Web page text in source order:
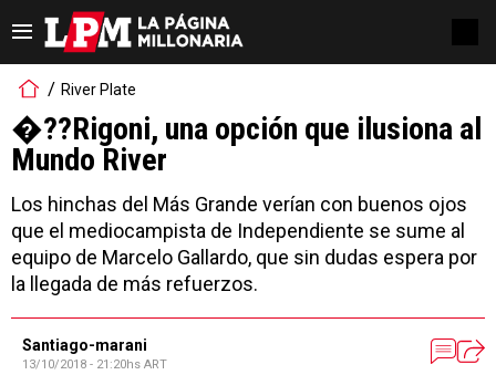
River Plate
�??Rigoni, una opción que ilusiona al
Mundo River
Los hinchas del Más Grande verían con buenos ojos
que el mediocampista de Independiente se sume al
equipo de Marcelo Gallardo, que sin dudas espera por
la llegada de más refuerzos.
Santiago-marani
13/10/2018 - 21:20hs ART